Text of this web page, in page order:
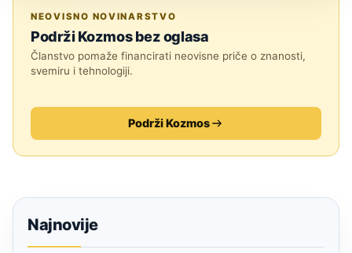
NEOVISNO NOVINARSTVO
Podrži Kozmos bez oglasa
Članstvo pomaže financirati neovisne priče o znanosti,
svemiru i tehnologiji.
Podrži Kozmos
Najnovije